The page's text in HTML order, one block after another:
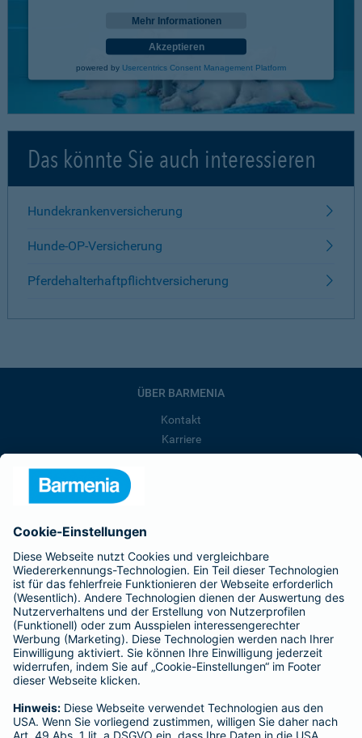
Mehr Informationen
Akzeptieren
powered by Usercentrics Consent Management Platform
Das könnte Sie auch interessieren
Hundekrankenversicherung
Hunde-OP-Versicherung
Pferdehalterhaftpflichtversicherung
ÜBER BARMENIA
Kontakt
Karriere
Barmenia ist Teil der BarmeniaGothaer
BELIEBTE SEITEN
Kranken-Zusatzversicherung
Tierversicherungen
Haftpflichtversicherung
Hausratversicherung
Adresse ändern